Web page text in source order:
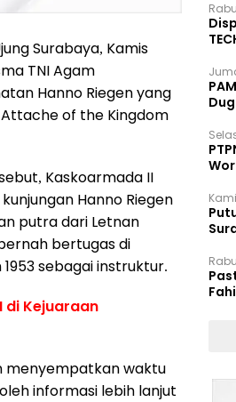
Surabaya, Kamis
TNI Agam
Hanno Riegen yang
of the Kingdom
Kaskoarmada II
Hanno Riegen
putra dari Letnan
bertugas di
sebagai instruktur.
di Kejuaraan
menyempatkan waktu
informasi lebih lanjut